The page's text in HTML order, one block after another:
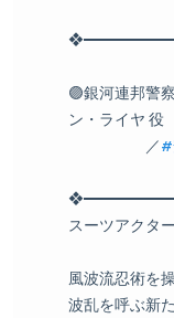
🟣銀河連邦警
ン・ライヤ 役
／
スーツアクタ
風波流忍術を
波乱を呼ぶ新